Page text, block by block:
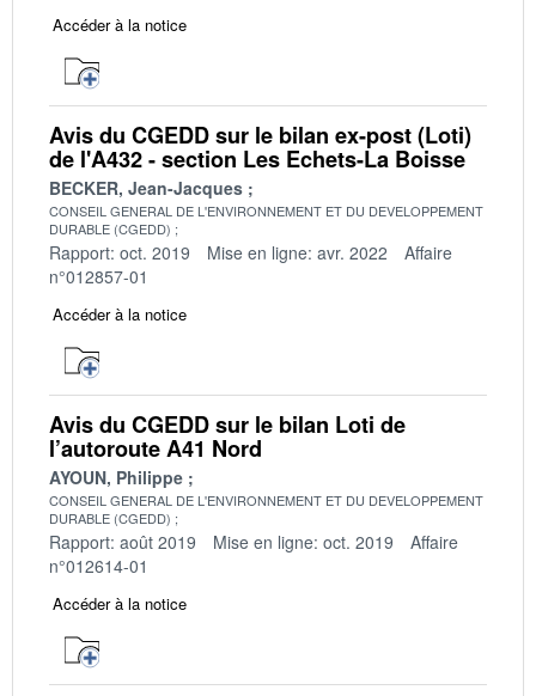
Accéder à la notice
Avis du CGEDD sur le bilan ex-post (Loti)
de l'A432 - section Les Echets-La Boisse
BECKER, Jean-Jacques
CONSEIL GENERAL DE L'ENVIRONNEMENT ET DU DEVELOPPEMENT
DURABLE (CGEDD)
Rapport: oct. 2019 Mise en ligne: avr. 2022
Affaire
n°012857-01
Accéder à la notice
Avis du CGEDD sur le bilan Loti de
l’autoroute A41 Nord
AYOUN, Philippe
CONSEIL GENERAL DE L'ENVIRONNEMENT ET DU DEVELOPPEMENT
DURABLE (CGEDD)
Rapport: août 2019 Mise en ligne: oct. 2019
Affaire
n°012614-01
Accéder à la notice